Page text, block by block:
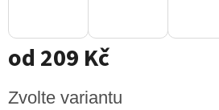
od 209 Kč
cena:
Zvolte variantu